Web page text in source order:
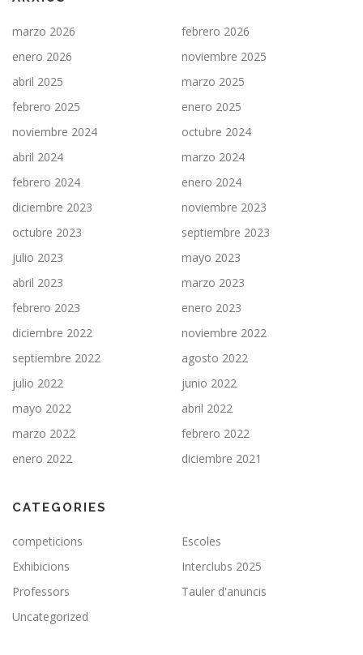
marzo 2026
febrero 2026
enero 2026
noviembre 2025
abril 2025
marzo 2025
febrero 2025
enero 2025
noviembre 2024
octubre 2024
abril 2024
marzo 2024
febrero 2024
enero 2024
diciembre 2023
noviembre 2023
octubre 2023
septiembre 2023
julio 2023
mayo 2023
abril 2023
marzo 2023
febrero 2023
enero 2023
diciembre 2022
noviembre 2022
septiembre 2022
agosto 2022
julio 2022
junio 2022
mayo 2022
abril 2022
marzo 2022
febrero 2022
enero 2022
diciembre 2021
CATEGORIES
competicions
Escoles
Exhibicions
Interclubs 2025
Professors
Tauler d'anuncis
Uncategorized